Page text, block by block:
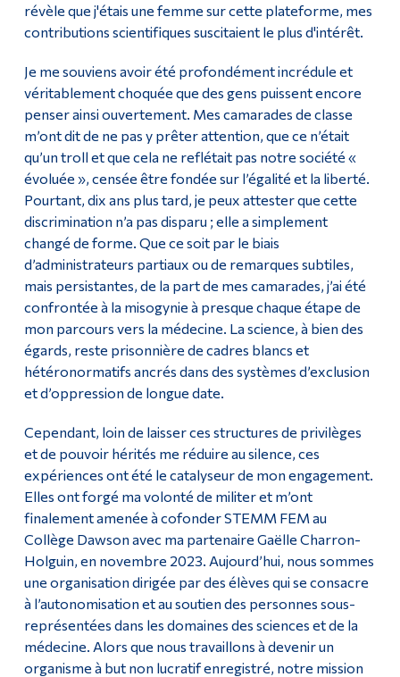
révèle que j'étais une femme sur cette plateforme, mes
contributions scientifiques suscitaient le plus d'intérêt.
Je me souviens avoir été profondément incrédule et
véritablement choquée que des gens puissent encore
penser ainsi ouvertement. Mes camarades de classe
m’ont dit de ne pas y prêter attention, que ce n’était
qu’un troll et que cela ne reflétait pas notre société «
évoluée », censée être fondée sur l’égalité et la liberté.
Pourtant, dix ans plus tard, je peux attester que cette
discrimination n’a pas disparu ; elle a simplement
changé de forme. Que ce soit par le biais
d’administrateurs partiaux ou de remarques subtiles,
mais persistantes, de la part de mes camarades, j’ai été
confrontée à la misogynie à presque chaque étape de
mon parcours vers la médecine. La science, à bien des
égards, reste prisonnière de cadres blancs et
hétéronormatifs ancrés dans des systèmes d’exclusion
et d’oppression de longue date.
Cependant, loin de laisser ces structures de privilèges
et de pouvoir hérités me réduire au silence, ces
expériences ont été le catalyseur de mon engagement.
Elles ont forgé ma volonté de militer et m’ont
finalement amenée à cofonder STEMM FEM au
Collège Dawson avec ma partenaire Gaëlle Charron-
Holguin, en novembre 2023. Aujourd’hui, nous sommes
une organisation dirigée par des élèves qui se consacre
à l’autonomisation et au soutien des personnes sous-
représentées dans les domaines des sciences et de la
médecine. Alors que nous travaillons à devenir un
organisme à but non lucratif enregistré, notre mission